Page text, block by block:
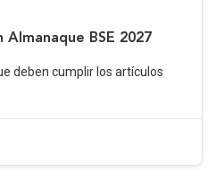
BSE 2027
deben cumplir los artículos